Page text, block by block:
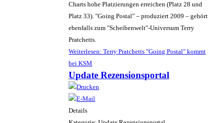
Charts hohe Platzierungen erreichen (Platz 28 und
Platz 33). "Going Postal" – produziert 2009 – gehört
ebenfalls zum "Scheibenwelt"-Universum Terry
Pratchetts.
Weiterlesen: Terry Pratchetts "Going Postal" kommt
bei KSM
Update Rezensionsportal
Details